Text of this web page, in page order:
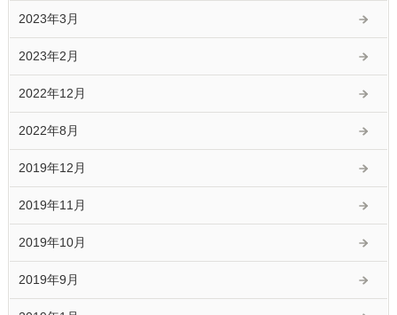
2023年3月
2023年2月
2022年12月
2022年8月
2019年12月
2019年11月
2019年10月
2019年9月